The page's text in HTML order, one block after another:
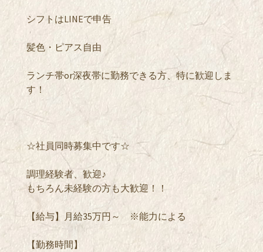
シフトはLINEで申告
髪色・ピアス自由
ランチ帯or深夜帯に勤務できる方、特に歓迎しま
す！
☆社員同時募集中です☆
調理経験者、歓迎♪
もちろん未経験の方も大歓迎！！
【給与】月給35万円～ ※能力による
​【勤務時間】